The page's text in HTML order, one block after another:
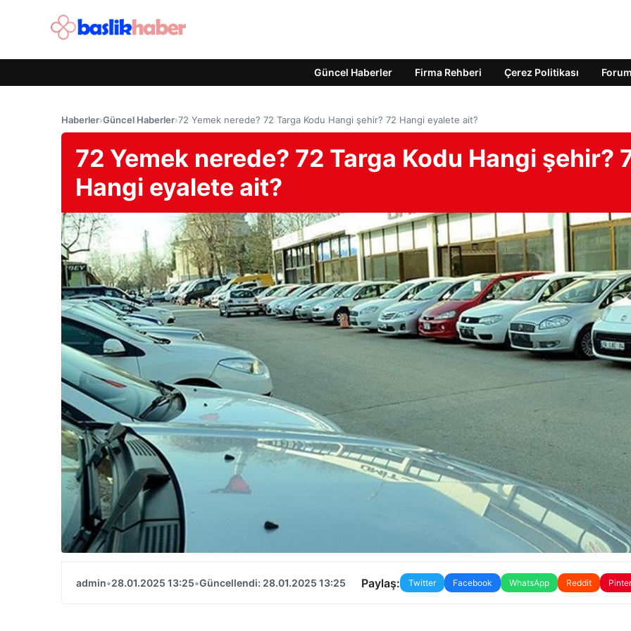
Güncel Haberler Firma Rehberi Çerez Politikası Forum
Haberler›Güncel Haberler›72 Yemek nerede? 72 Targa Kodu Hangi şehir? 72 Hangi eyalete ait?
72 Yemek nerede? 72 Targa Kodu Hangi şehir?
Hangi eyalete ait?
admin•28.01.2025 13:25•Güncellendi: 28.01.2025 13:25 Paylaş: Twitter Facebook WhatsApp Reddit